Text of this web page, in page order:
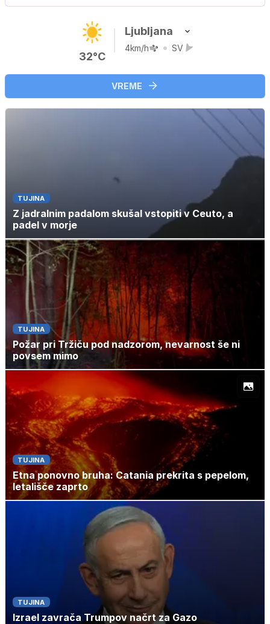
32°C
Ljubljana
4km/h SV
VREME
TUJINA
Z jadralnim padalom skušal vstopiti v Ceuto, a
padel v morje
TUJINA
Požar pri Tržiču pod nadzorom, nevarnost še ni
povsem mimo
TUJINA
Etna ponovno bruha: Catania prekrita s pepelom,
letališče zaprto
TUJINA
Izrael zavrača Trumpov načrt za Gazo